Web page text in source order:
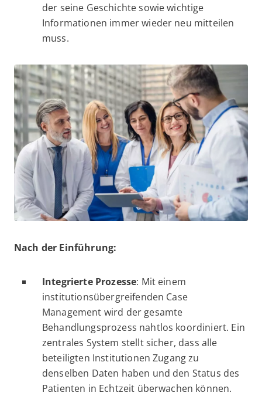
der seine Geschichte sowie wichtige
Informationen immer wieder neu mitteilen
muss.
Nach der Einführung:
Integrierte Prozesse: Mit einem
institutionsübergreifenden Case
Management wird der gesamte
Behandlungsprozess nahtlos koordiniert. Ein
zentrales System stellt sicher, dass alle
beteiligten Institutionen Zugang zu
denselben Daten haben und den Status des
Patienten in Echtzeit überwachen können.